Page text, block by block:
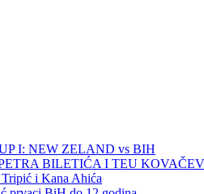
I: NEW ZELAND vs BIH
BILETIĆA I TEU
i Kana Ahića